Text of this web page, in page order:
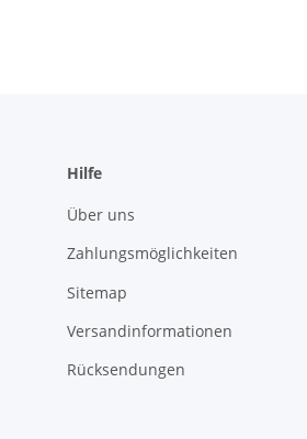
Hilfe
Über uns
Zahlungsmöglichkeiten
Sitemap
Versandinformationen
Rücksendungen